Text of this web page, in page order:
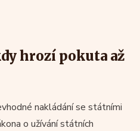
hrozí pokuta až
nakládání se státními
o užívání státních